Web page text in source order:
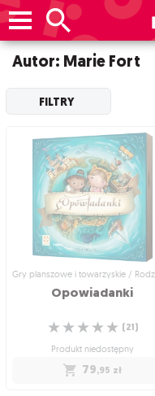
Autor: Marie Fort
FILTRY
Opowiadanki
☆
☆
☆
☆
☆ (21)
Produkt niedostępny
79,95 zł